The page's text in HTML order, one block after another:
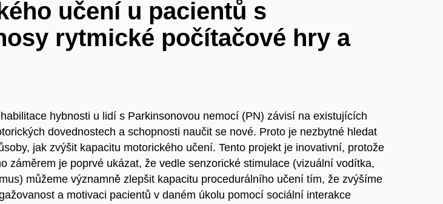
učení u pacientů s
rytmické počítačové hry a
hybnosti u lidí s Parkinsonovou nemocí (PN) závisí na existujících
dovednostech a schopnosti naučit se nové. Proto je nezbytné hledat
jak zvýšit kapacitu motorického učení. Tento projekt je inovativní, protože
záměrem je poprvé ukázat, že vedle senzorické stimulace (vizuální vodítka,
můžeme významně zlepšit kapacitu procedurálního učení tím, že zvýšíme
a motivaci pacientů v daném úkolu pomocí sociální interakce